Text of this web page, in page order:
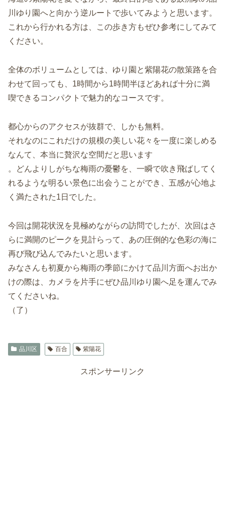
川ゆり園へと向かう逆ルートで歩いてみようと思います。
これから行かれる方は、この歩き方もぜひ参考にしてみて
ください。
全体のボリュームとしては、ゆり園と紫陽花の散策路を合
わせて回っても、1時間から1時間半ほどあれば十分に満
喫できるコンパクトで魅力的なコースです。
都心からのアクセスが抜群で、しかも無料。
それなのにこれだけの規模の美しい花々を一度に楽しめる
なんて、本当に贅沢な空間だと思います
。どんよりしがちな梅雨の憂鬱を、一瞬で吹き飛ばしてく
れるような明るい景色に出会うことができ、五感が心地よ
く満たされた1日でした。
今回は開花状況を見極めながらの訪問でしたが、次回はさ
らに満開のピークを見計らって、あの圧倒的な色彩の海に
再び飛び込んでみたいと思います。
みなさんも初夏から梅雨の季節にかけて品川方面へお出か
けの際は、カメラを片手にぜひ品川ゆり園へ足を運んでみ
てくださいね。
（了）
品川区 百合 紫陽花
スポンサーリンク